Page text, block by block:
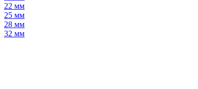
22 мм
25 мм
28 мм
32 мм